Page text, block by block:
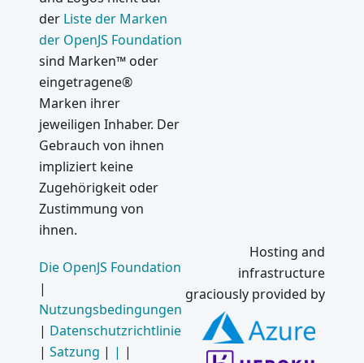
der Liste der Marken
der OpenJS Foundation
sind Marken™ oder
eingetragene®
Marken ihrer
jeweiligen Inhaber. Der
Gebrauch von ihnen
impliziert keine
Zugehörigkeit oder
Zustimmung von
ihnen.
Die OpenJS Foundation
|
Nutzungsbedingungen
| Datenschutzrichtlinie
| Satzung | | |
Hosting and
infrastructure
graciously provided by